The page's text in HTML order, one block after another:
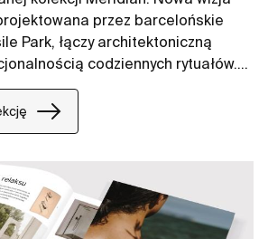
przez barcelońskie
Park, łączy architektoniczną
codziennych rytuałów.
na harmonii, płynności i
To design, który porządkuje